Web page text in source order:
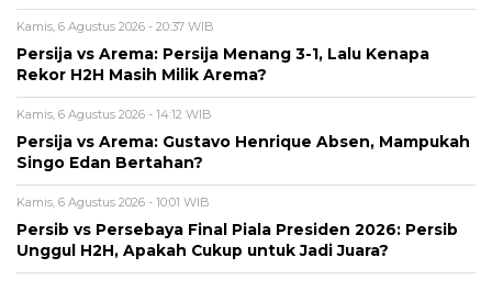
Kamis, 6 Agustus 2026 - 20:37 WIB
Persija vs Arema: Persija Menang 3-1, Lalu Kenapa
Rekor H2H Masih Milik Arema?
Kamis, 6 Agustus 2026 - 14:12 WIB
Persija vs Arema: Gustavo Henrique Absen, Mampukah
Singo Edan Bertahan?
Kamis, 6 Agustus 2026 - 10:01 WIB
Persib vs Persebaya Final Piala Presiden 2026: Persib
Unggul H2H, Apakah Cukup untuk Jadi Juara?